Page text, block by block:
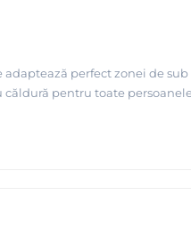
perfect zonei de
pentru toate